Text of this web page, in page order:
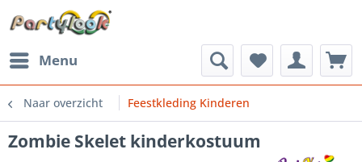
Menu
Naar overzicht Feestkleding Kinderen
Zombie Skelet kinderkostuum